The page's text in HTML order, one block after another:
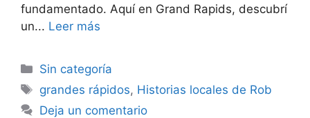
fundamentado. Aquí en Grand Rapids, descubrí
un... Leer más
Categorías
Sin categoría
Etiquetas
grandes rápidos, Historias locales de Rob
Deja un comentario